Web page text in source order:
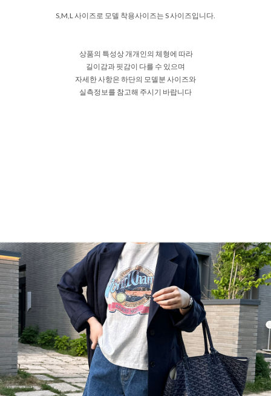
S,M,L 사이즈로 모델 착용사이즈는 S 사이즈입니다.
상품의 특성상 개개인의 체형에 따라
길이감과 핏감이 다를 수 있으며
자세한 사항은 하단의 모델분 사이즈와
실측정보를 참고해 주시기 바랍니다